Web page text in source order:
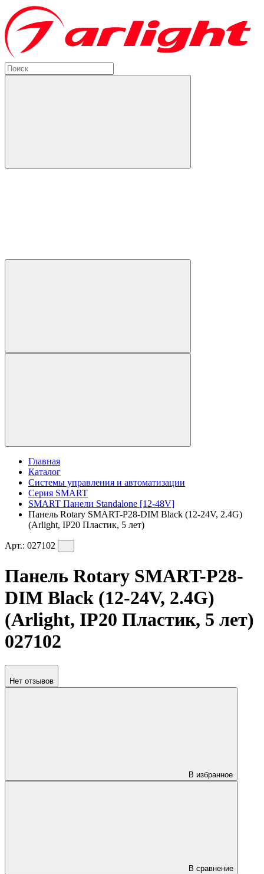
Главная
Каталог
Системы управления и автоматизации
Серия SMART
SMART Панели Standalone [12-48V]
Панель Rotary SMART-P28-DIM Black (12-24V, 2.4G)
(Arlight, IP20 Пластик, 5 лет)
Арт.: 027102
Панель Rotary SMART-P28-
DIM Black (12-24V, 2.4G)
(Arlight, IP20 Пластик, 5 лет)
027102
Нет отзывов
В избранное
В сравнение